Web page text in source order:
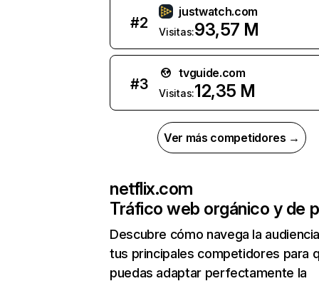
#2
justwatch.com
Visitas:93,57 M
#3
tvguide.com
Visitas:12,35 M
Ver más competidores →
netflix.com
Tráfico web orgánico y de
Descubre cómo navega la
tus principales competidores para
puedas adaptar perfectamente la